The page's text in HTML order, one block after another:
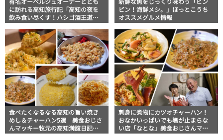
有名オーベルジュオーナーととも
に訪れる高知旅行記「高知の夜を
飲み食い尽くす！ハシゴ酒王道
高知満腹日記
新鮮な魚をじっくり味わう「ビン
ビン！海鮮メシ。」ほっとこうち
オススメグルメ情報
食べたくなるなる高知の旨い焼き
めし＆チャーハン5選 美食おじさ
んマッキー牧元の高知満腹日記セ
刺身に煮物にカツオチャーハン！
おなかいっぱいでも箸が止まらな
い店「なとな」美食おじさんマッ